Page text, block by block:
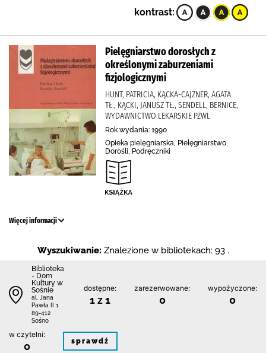
kontrast:
Pielęgniarstwo dorosłych z
określonymi zaburzeniami
fizjologicznymi
HUNT, PATRICIA, KĄCKA-CAJZNER, AGATA
TŁ., KĄCKI, JANUSZ TŁ., SENDELL, BERNICE,
WYDAWNICTWO LEKARSKIE PZWL
Rok wydania: 1990
Opieka pielęgniarska, Pielęgniarstwo,
Dorośli, Podręczniki
Więcej informacji
Wyszukiwanie: Znalezione w bibliotekach: 93 .
Biblioteka
- Dom
Kultury w
Sośnie
al. Jana
Pawła II 1
89-412
Sośno
dostępne:
1 z 1
zarezerwowane:
0
wypożyczone:
0
w czytelni:
0 sprawdź